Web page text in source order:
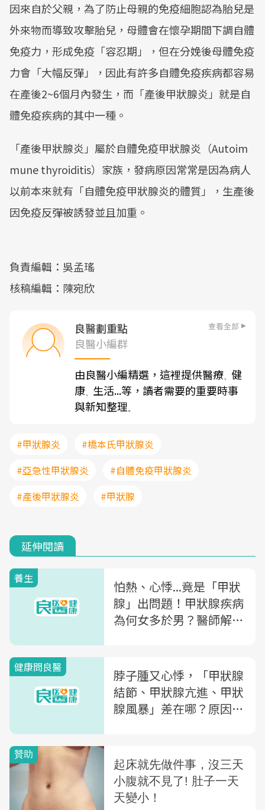
因來自於父親，為了防止母親的免疫細胞認為胎兒是
外來物而導致攻擊胎兒，母體會在懷孕期間下調自體
免疫力，形成免疫「容忍期」，但在分娩後母體免疫
力會「大幅反彈」，因此有許多自體免疫疾病都容易
在產後2~6個月內發生，而「產後甲狀腺炎」就是自
體免疫疾病的其中一種。
「產後甲狀腺炎」屬於自體免疫甲狀腺炎（Autoim
mune thyroiditis）家族，發病原因常常是因為病人
以前本來就有「自體免疫甲狀腺炎的體質」，生產後
因免疫反彈被誘發並且加重。
負責編輯：吳孟瑤
核稿編輯：陳宛欣
良醫劃重點 查看全部
良醫小編群
由良醫小編精選，這裡提供醫療、 健
康、 生活...等，讀者需要的重要時事
與新知整理。
#甲狀腺炎
#橋本氏甲狀腺炎
#亞急性甲狀腺炎
#自體免疫甲狀腺炎
#產後甲狀腺炎
#甲狀腺
延伸閱讀
養生
怕熱、心悸...竟是「甲狀
腺」出問題！甲狀腺疾病
為何女多於男？醫師解析
健康問良醫
脖子腫又心悸，「甲狀腺
結節、甲狀腺亢進、甲狀
腺風暴」差在哪？原因、